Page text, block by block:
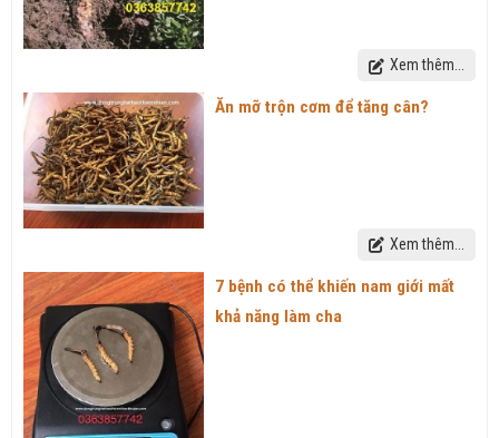
Xem thêm...
Ăn mỡ trộn cơm để tăng cân?
Xem thêm...
7 bệnh có thể khiến nam giới mất
khả năng làm cha